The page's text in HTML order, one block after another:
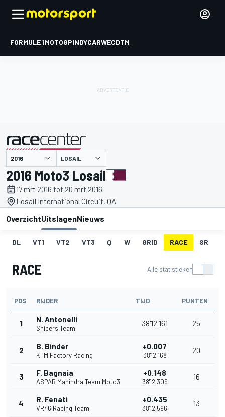
FORMULE 1MOTOGPINDYCARWECDTM
gepresenteerd door LOSAIL
2016 Moto3 Losail
17 mrt 2016 tot 20 mrt 2016
Losail International Circuit, QA
OverzichtUitslagenNieuws
DL VT1 VT2 VT3 Q W GRID RACE SR
RACE Alle statistieken
POS RIJDER TIJD PUNTEN
1 N. Antonelli
Snipers Team
38'12.161 25
2 B. Binder
KTM Factory Racing
+0.007
38'12.168
20
3 F. Bagnaia
ASPAR Mahindra Team Moto3
+0.148
38'12.309
16
4 R. Fenati
VR46 Racing Team
+0.435
38'12.596
13